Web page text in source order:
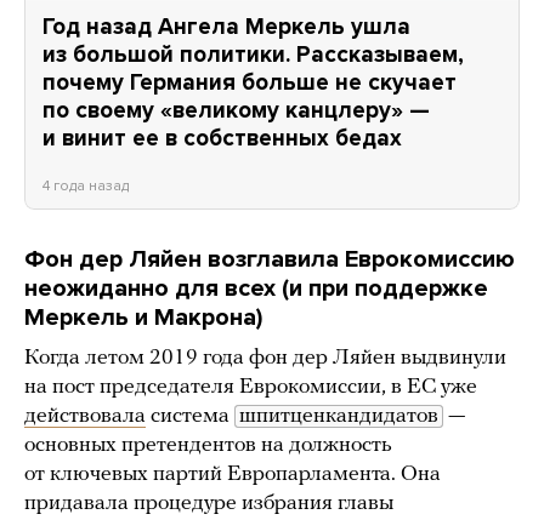
Год назад Ангела Меркель ушла
из большой политики. Рассказываем,
почему Германия больше не скучает
по своему «великому канцлеру» —
и винит ее в собственных бедах
4 года назад
Фон дер Ляйен возглавила Еврокомиссию
неожиданно для всех (и при поддержке
Меркель и Макрона)
Когда летом 2019 года фон дер Ляйен выдвинули
на пост председателя Еврокомиссии, в ЕС уже
действовала система шпитценкандидатов —
основных претендентов на должность
от ключевых партий Европарламента. Она
придавала процедуре избрания главы